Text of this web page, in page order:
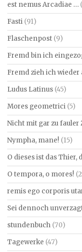
est nemus Arcadiae …
Fasti (91)
Flaschenpost (9)
Fremd bin ich
Fremd zieh ich wieder
Ludus Latinus (45)
Mores geometrici (5)
Nicht mit gar zu fauler
Nympha, mane! (15)
O dieses ist das Thier,
O tempora, o mores!
remis ego corporis
Sei dennoch
stundenbuch (70)
Tagewerke (47)